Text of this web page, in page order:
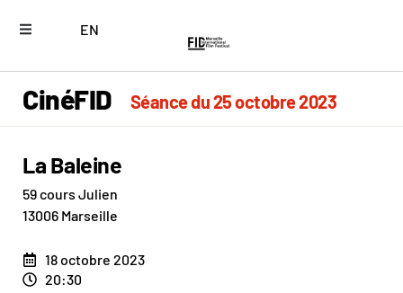
EN
CinéFID Séance du 25 octobre 2023
La Baleine
59 cours Julien
13006 Marseille
18 octobre 2023
20:30